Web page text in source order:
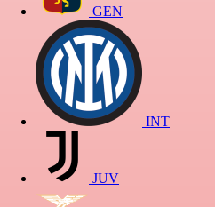
GEN
INT
JUV